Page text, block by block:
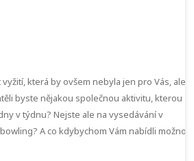
která by ovšem nebyla jen pro Vás, ale
byste nějakou společnou aktivitu, kterou
v týdnu? Nejste ale na vysedávání v
A co kdybychom Vám nabídli možnost